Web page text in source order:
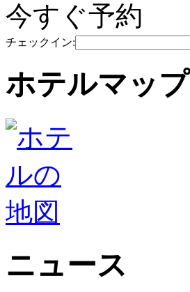
今すぐ予約
チェックイン:
ホテルマップ
ニュース